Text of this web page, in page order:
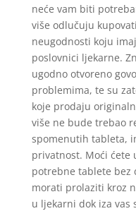
neće vam biti
više odlučuju
neugodnosti koju
poslovnici ljekarne.
ugodno otvoreno
problemima, te su
koje prodaju
više ne bude trebao
spomenutih tableta,
privatnost. Moći ćete
potrebne tablete bez
morati prolaziti kroz
u ljekarni dok iza